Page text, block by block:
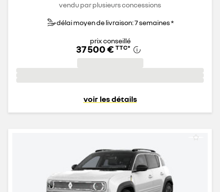
vendu par plusieurs concessions
délai moyen de livraison: 7 semaines *
prix conseillé
37 500 € TTC*
voir les détails